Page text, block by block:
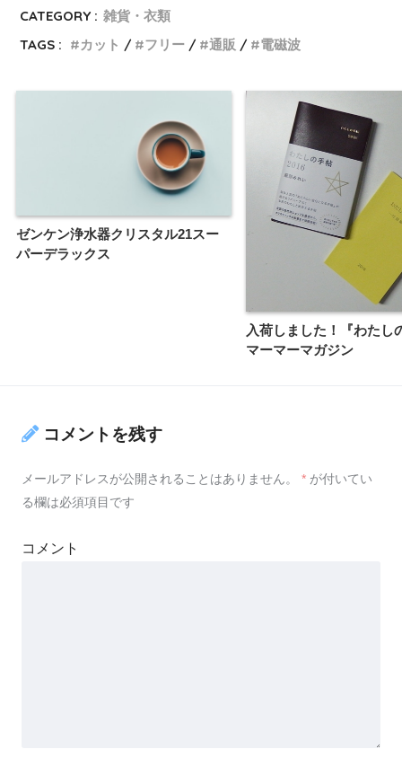
CATEGORY : 雑貨・衣類
TAGS :
カット フリー 通販 電磁波
ゼンケン浄水器クリスタル21スー
パーデラックス
入荷しました！『わたし
マーマーマガジン
コメントを残す
メールアドレスが公開されることはありません。 * が付いてい
る欄は必須項目です
コメント